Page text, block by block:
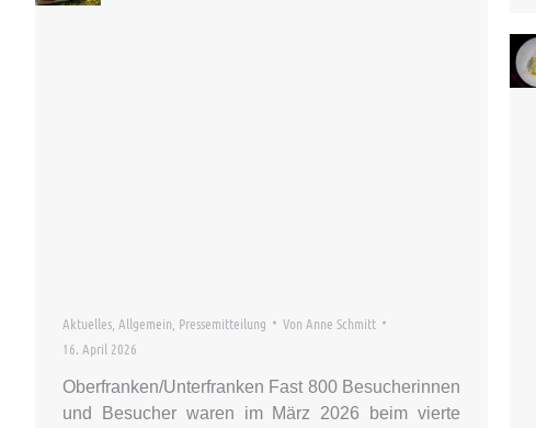
Aktuelles Allgemein Pressemitteilung Von Anne Schmitt
16. April 2026
Oberfranken/Unterfranken Fast 800 Besucherinnen
und Besucher waren im März 2026 beim vierte